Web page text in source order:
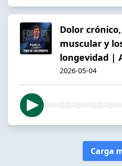
Dolor
muscular y
longevidad |
2026-05-04
Carga